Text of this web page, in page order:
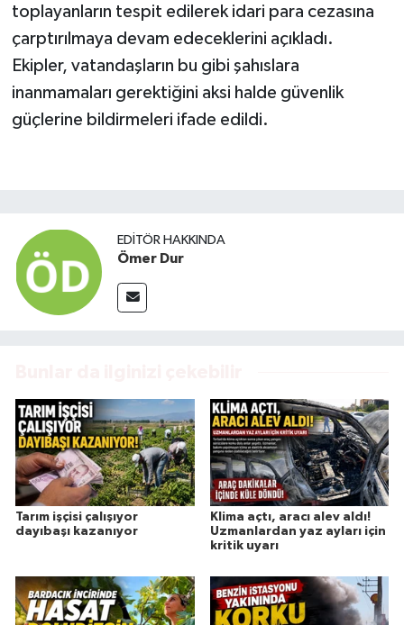
toplayanların tespit edilerek idari para cezasına
çarptırılmaya devam edeceklerini açıkladı.
Ekipler, vatandaşların bu gibi şahıslara
inanmamaları gerektiğini aksi halde güvenlik
güçlerine bildirmeleri ifade edildi.
EDITÖR HAKKINDA
Ömer Dur
Tarım işçisi çalışıyor
dayıbaşı kazanıyor
Klima açtı, aracı alev aldı!
Uzmanlardan yaz ayları için
kritik uyarı